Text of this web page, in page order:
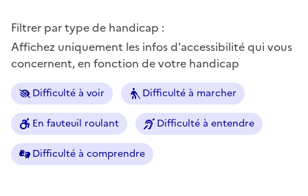
Filtrer par type de handicap :
Affichez uniquement les infos d'accessibilité qui vous
concernent, en fonction de votre handicap
Difficulté à voir Difficulté à marcher
En fauteuil roulant Difficulté à entendre
Difficulté à comprendre